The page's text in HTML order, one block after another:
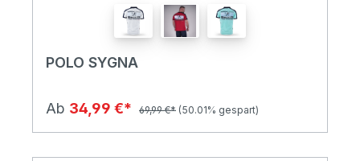
POLO SYGNA
Ab 34,99 €* 69,99 €* (50.01% gespart)